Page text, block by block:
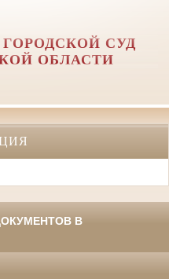
СУД
ОБЛАСТИ
В